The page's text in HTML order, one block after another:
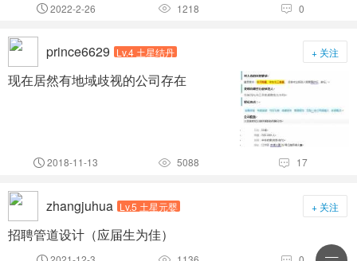
 2022-2-26  1218  0
prince6629 Lv.4 土星结丹 + 关注
现在居然有地域歧视的公司存在
 2018-11-13  5088  17
zhangjuhua Lv.5 土星元婴 + 关注
招聘管道设计（应届生为佳）